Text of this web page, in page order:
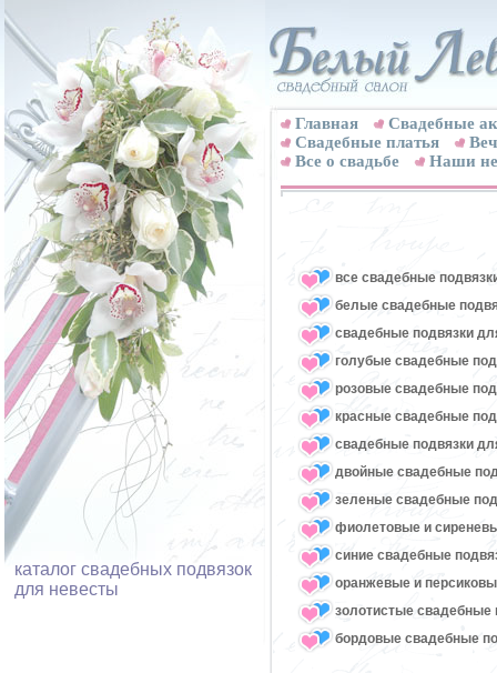
каталог свадебных подвязок
для невесты
Главная
Свадебные
Cвадебные платья
Все о свадьбе
Наши
все свадебные
белые свадебные
свадебные подвязки
голубые свадебные
розовые свадебные
красные свадебные
свадебные подвязки
двойные свадебные
зеленые свадебные
фиолетовые и
синие свадебные
оранжевые и
золотистые свадебные
бордовые свадебные